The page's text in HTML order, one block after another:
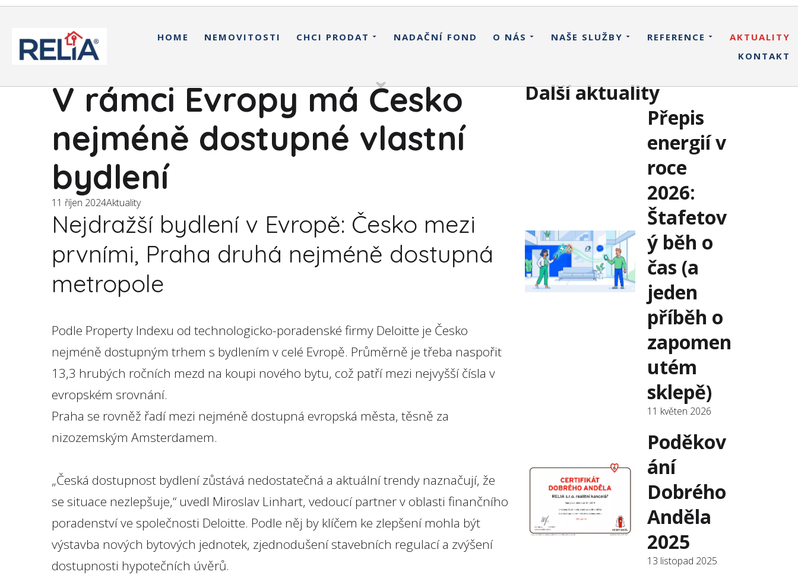
HOME NEMOVITOSTI CHCI PRODAT NADAČNÍ FOND O NÁS NAŠE SLUŽBY REFERENCE
AKTUALITY
KONTAKT
V rámci Evropy má Česko
nejméně dostupné vlastní
bydlení
11 říjen 2024Aktuality
Nejdražší bydlení v Evropě: Česko mezi
prvními, Praha druhá nejméně dostupná
metropole
Podle Property Indexu od technologicko-poradenské firmy Deloitte je Česko
nejméně dostupným trhem s bydlením v celé Evropě. Průměrně je třeba naspořit
13,3 hrubých ročních mezd na koupi nového bytu, což patří mezi nejvyšší čísla v
evropském srovnání.
Praha se rovněž řadí mezi nejméně dostupná evropská města, těsně za
nizozemským Amsterdamem.
„Česká dostupnost bydlení zůstává nedostatečná a aktuální trendy naznačují, že
se situace nezlepšuje,“ uvedl Miroslav Linhart, vedoucí partner v oblasti finančního
poradenství ve společnosti Deloitte. Podle něj by klíčem ke zlepšení mohla být
výstavba nových bytových jednotek, zjednodušení stavebních regulací a zvýšení
dostupnosti hypotečních úvěrů.
Další aktuality
Přepis
energií v
roce
2026:
Štafetov
ý běh o
čas (a
jeden
příběh o
zapomen
utém
sklepě)
11 květen 2026
Poděkov
ání
Dobrého
Anděla
2025
13 listopad 2025